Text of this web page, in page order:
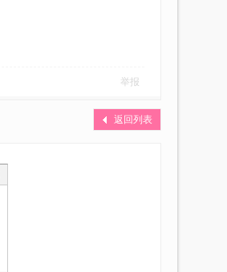
举报
返回列表